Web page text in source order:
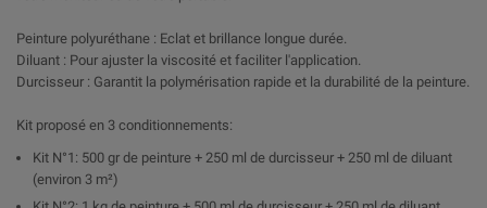
Peinture polyuréthane : Eclat et brillance longue durée.
Diluant : Pour ajuster la viscosité et faciliter l'application.
Durcisseur : Garantit la polymérisation rapide et la durabilité de la peinture.
Kit proposé en 3 conditionnements:
Kit N°1: 500 gr de peinture + 250 ml de durcisseur + 250 ml de diluant
(environ 3 m²)